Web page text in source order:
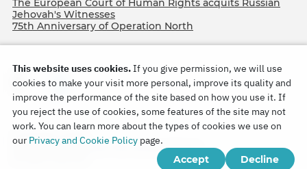
The European Court of Human Rights acquits Russian
Jehovah's Witnesses
75th Anniversary of Operation North
Copyright © 2026
Watch Tower Bible and Tract Society of Korea.
This website uses cookies.If you give permission, we will use
cookies to make your visit more personal, improve its quality and
improve the performance of the site based on how you use it. If
you reject the use of cookies, some features of the site may not
work. You can learn more about the types of cookies we use on
our Privacy and Cookie Policy page.
Accept
Decline